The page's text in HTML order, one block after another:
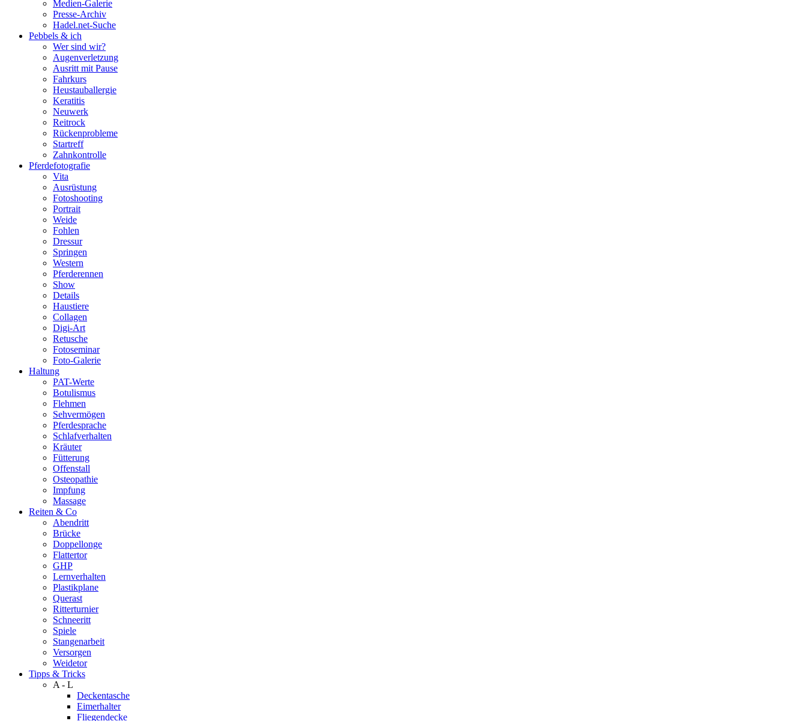
Medien-Galerie
Presse-Archiv
Hadel.net-Suche
Pebbels & ich
Wer sind wir?
Augenverletzung
Ausritt mit Pause
Fahrkurs
Heustauballergie
Keratitis
Neuwerk
Reitrock
Rückenprobleme
Startreff
Zahnkontrolle
Pferdefotografie
Vita
Ausrüstung
Fotoshooting
Portrait
Weide
Fohlen
Dressur
Springen
Western
Pferderennen
Show
Details
Haustiere
Collagen
Digi-Art
Retusche
Fotoseminar
Foto-Galerie
Haltung
PAT-Werte
Botulismus
Flehmen
Sehvermögen
Pferdesprache
Schlafverhalten
Kräuter
Fütterung
Offenstall
Osteopathie
Impfung
Massage
Reiten & Co
Abendritt
Brücke
Doppellonge
Flattertor
GHP
Lernverhalten
Plastikplane
Querast
Ritterturnier
Schneeritt
Spiele
Stangenarbeit
Versorgen
Weidetor
Tipps & Tricks
A - L
Deckentasche
Eimerhalter
Fliegendecke